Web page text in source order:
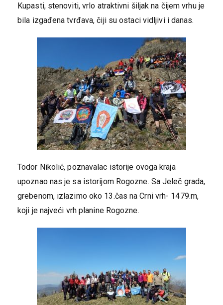
Kupasti, stenoviti, vrlo atraktivni šiljak na čijem vrhu je
bila izgađena tvrđava, čiji su ostaci vidljivi i danas.
Todor Nikolić, poznavalac istorije ovoga kraja
upoznao nas je sa istorijom Rogozne. Sa Jeleč grada,
grebenom, izlazimo oko 13.čas na Crni vrh- 1479.m,
koji je najveći vrh planine Rogozne.